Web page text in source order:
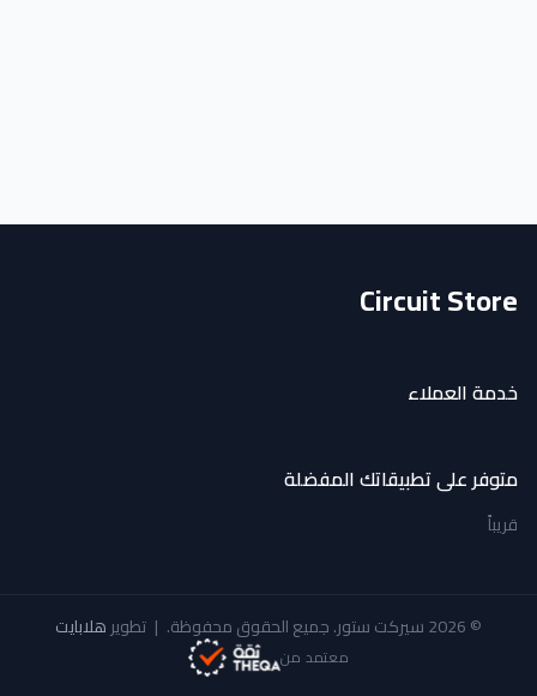
Circuit Store
خدمة العملاء
متوفر على تطبيقاتك المفضلة
قريباً
© 2026 سيركت ستور. جميع الحقوق محفوظة. | تطويرهلابايت
معتمد من